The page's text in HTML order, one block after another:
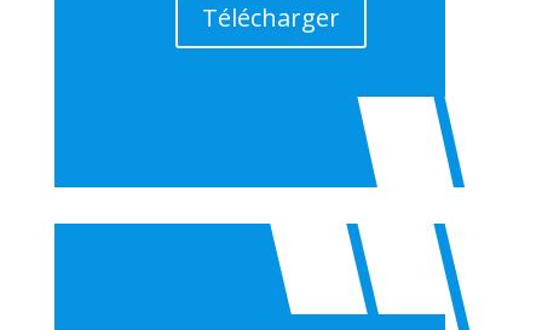
Télécharger